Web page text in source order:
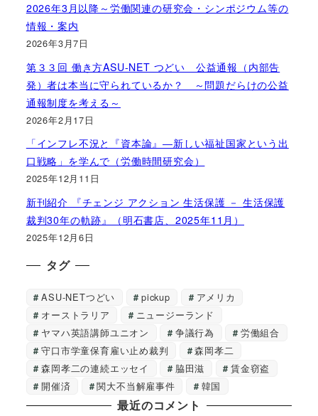
2026年3月以降～労働関連の研究会・シンポジウム等の
情報・案内
2026年3月7日
第３３回 働き方ASU-NET つどい 公益通報（内部告
発）者は本当に守られているか？ ～問題だらけの公益
通報制度を考える～
2026年2月17日
「インフレ不況と『資本論』―新しい福祉国家という出
口戦略」を学んで（労働時間研究会）
2025年12月11日
新刊紹介 『チェンジ アクション 生活保護 － 生活保護
裁判30年の軌跡』（明石書店、2025年11月）
2025年12月6日
タグ
ASU-NETつどい pickup
アメリカ
オーストラリア
ニュージーランド
ヤマハ英語講師ユニオン
争議行為
労働組合
守口市学童保育雇い止め裁判
森岡孝二
森岡孝二の連続エッセイ
脇田滋
賃金窃盗
開催済
関大不当解雇事件 韓国
最近のコメント